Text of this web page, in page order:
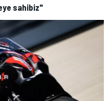
sahibiz"